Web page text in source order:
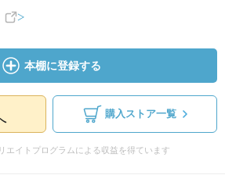
本棚に登録する
購入ストア一覧
エイトプログラムによる収益を得ています